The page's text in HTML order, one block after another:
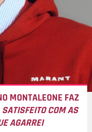
MONTALEONE FAZ
SATISFEITO COM AS
AGARREI